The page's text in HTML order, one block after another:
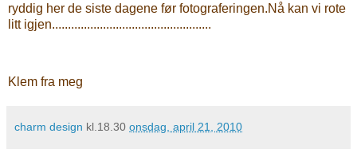
ryddig her de siste dagene før fotograferingen.Nå kan vi rote
litt igjen..................................................
Klem fra meg
charm design kl.18.30 onsdag, april 21, 2010